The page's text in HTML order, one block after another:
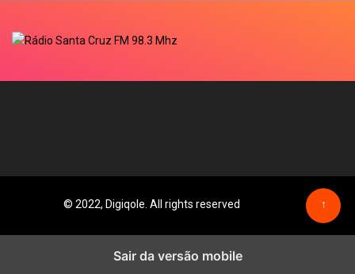
© 2022, Digiqole. All rights reserved ↑
Sair da versão mobile